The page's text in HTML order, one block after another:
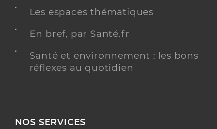
Les espaces thématiques
En bref, par Santé.fr
Santé et environnement : les bons
réflexes au quotidien
NOS SERVICES